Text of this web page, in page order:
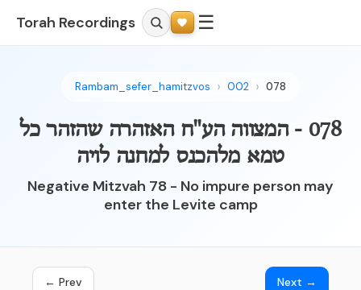
Torah Recordings ☰
Rambam_sefer_hamitzvos 002 078
078 - המצווה הע"ח האזהרה שהזהר כל
טמא מלהכנס למחנה לויה
Negative Mitzvah 78 - No impure person may
enter the Levite camp
← Prev Next →